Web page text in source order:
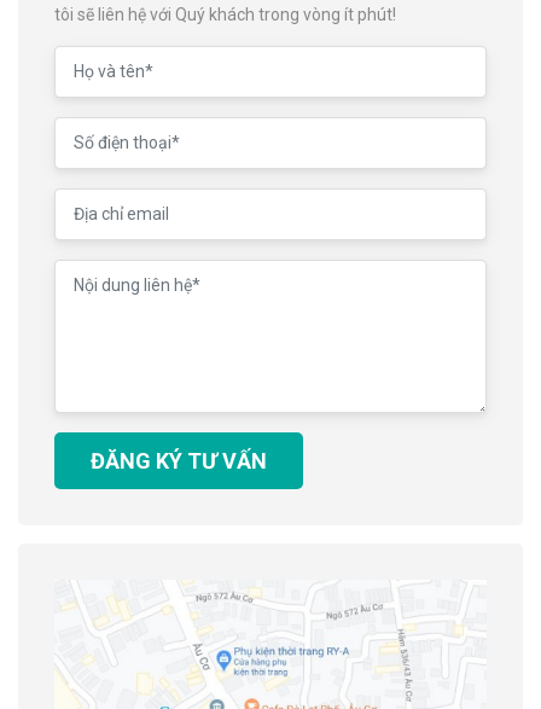
tôi sẽ liên hệ với Quý khách trong vòng ít phút!
ĐĂNG KÝ TƯ VẤN